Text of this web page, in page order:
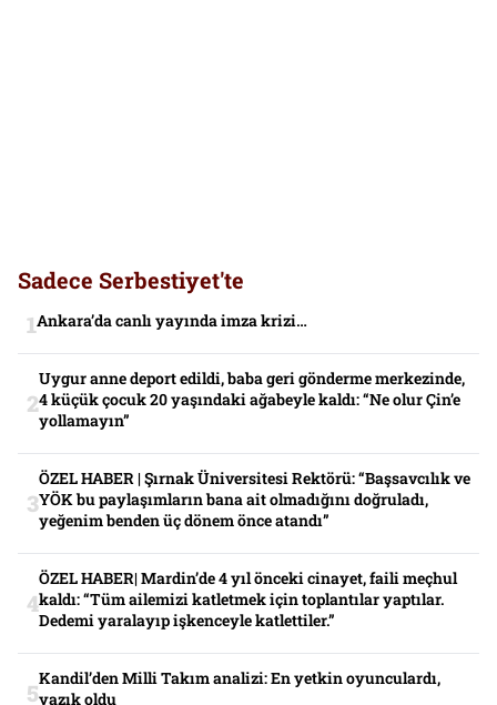
Sadece Serbestiyet'te
Ankara’da canlı yayında imza krizi…
Uygur anne deport edildi, baba geri gönderme merkezinde,
4 küçük çocuk 20 yaşındaki ağabeyle kaldı: “Ne olur Çin’e
yollamayın”
ÖZEL HABER | Şırnak Üniversitesi Rektörü: “Başsavcılık ve
YÖK bu paylaşımların bana ait olmadığını doğruladı,
yeğenim benden üç dönem önce atandı”
ÖZEL HABER| Mardin’de 4 yıl önceki cinayet, faili meçhul
kaldı: “Tüm ailemizi katletmek için toplantılar yaptılar.
Dedemi yaralayıp işkenceyle katlettiler.”
Kandil’den Milli Takım analizi: En yetkin oyunculardı,
yazık oldu